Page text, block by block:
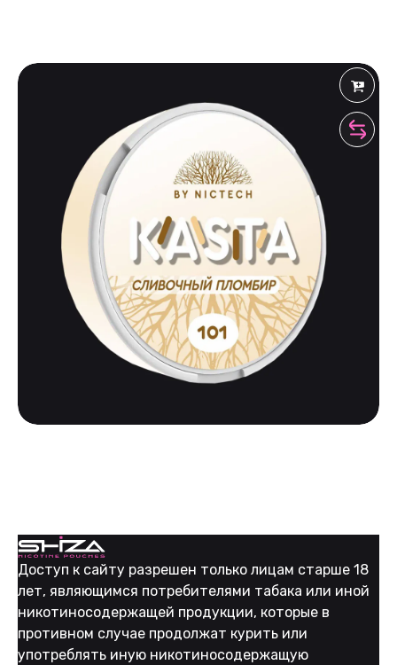
Доступ к сайту разрешен только лицам старше 18
лет, являющимся потребителями табака или иной
никотиносодержащей продукции, которые в
противном случае продолжат курить или
употреблять иную никотиносодержащую